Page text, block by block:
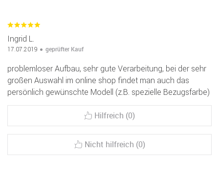
Ingrid L.
17.07.2019 geprüfter Kauf
problemloser Aufbau, sehr gute Verarbeitung, bei der sehr
großen Auswahl im online shop findet man auch das
persönlich gewünschte Modell (z.B. spezielle Bezugsfarbe)
Hilfreich (0)
Nicht hilfreich (0)